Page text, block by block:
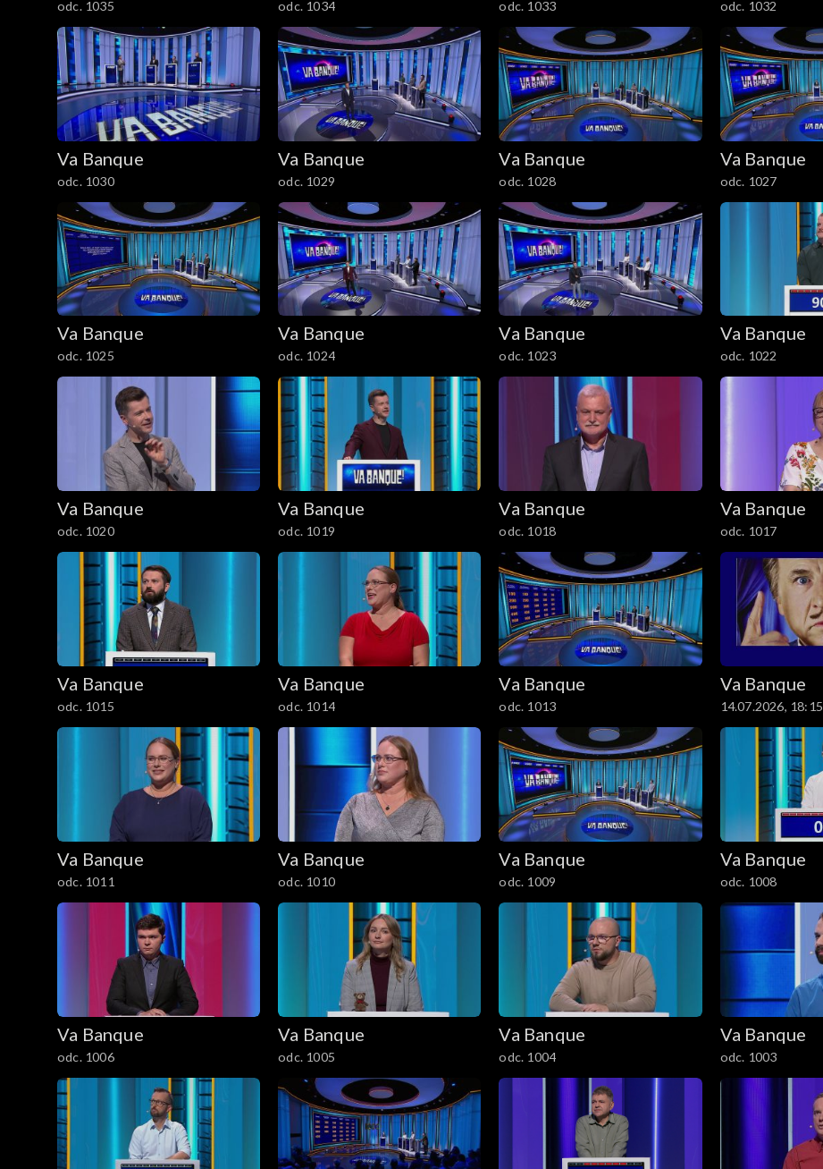
odc. 1035 odc. 1034 odc. 1033 odc. 1032
Va Banque
odc. 1030
Va Banque
odc. 1029
Va Banque
odc. 1028
Va Banque
odc. 1027
Va Banque
odc. 1025
Va Banque
odc. 1024
Va Banque
odc. 1023
Va Banque
odc. 1022
Va Banque
odc. 1020
Va Banque
odc. 1019
Va Banque
odc. 1018
Va Banque
odc. 1017
Va Banque
odc. 1015
Va Banque
odc. 1014
Va Banque
odc. 1013
Va Banque
14.07.2026, 18:15
Va Banque
odc. 1011
Va Banque
odc. 1010
Va Banque
odc. 1009
Va Banque
odc. 1008
Va Banque
odc. 1006
Va Banque
odc. 1005
Va Banque
odc. 1004
Va Banque
odc. 1003